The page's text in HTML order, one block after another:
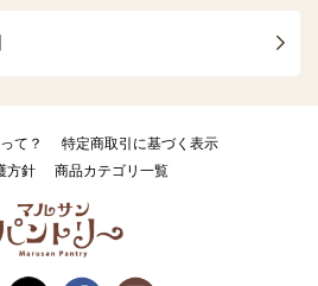
て？
特定商取引に基づく表示
方針
商品カテゴリ一覧